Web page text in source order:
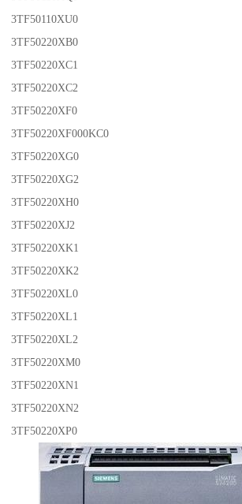
3TF50110XU0
3TF50220XB0
3TF50220XC1
3TF50220XC2
3TF50220XF0
3TF50220XF000KC0
3TF50220XG0
3TF50220XG2
3TF50220XH0
3TF50220XJ2
3TF50220XK1
3TF50220XK2
3TF50220XL0
3TF50220XL1
3TF50220XL2
3TF50220XM0
3TF50220XN1
3TF50220XN2
3TF50220XP0